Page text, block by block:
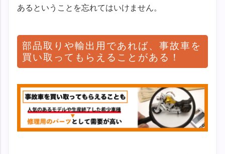
あるということを忘れてはいけません。
部品取りや輸出用であれば、事故車を
買い取ってもらえることがある！